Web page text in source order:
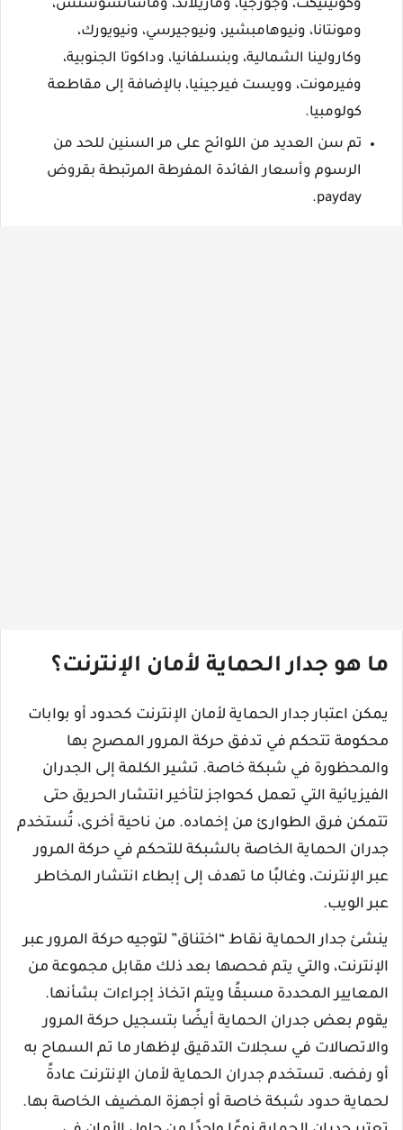
وكونيتيكت، وجورجيا، وماريلاند، وماساتشوستس،
ومونتانا، ونيوهامبشير، ونيوجيرسي، ونيويورك،
وكارولينا الشمالية، وبنسلفانيا، وداكوتا الجنوبية،
وفيرمونت، وويست فيرجينيا، بالإضافة إلى مقاطعة
كولومبيا.
تم سن العديد من اللوائح على مر السنين للحد من
الرسوم وأسعار الفائدة المفرطة المرتبطة بقروض
payday.
ما هو جدار الحماية لأمان الإنترنت؟
يمكن اعتبار جدار الحماية لأمان الإنترنت كحدود أو بوابات
محكومة تتحكم في تدفق حركة المرور المصرح بها
والمحظورة في شبكة خاصة. تشير الكلمة إلى الجدران
الفيزيائية التي تعمل كحواجز لتأخير انتشار الحريق حتى
تتمكن فرق الطوارئ من إخماده. من ناحية أخرى، تُستخدم
جدران الحماية الخاصة بالشبكة للتحكم في حركة المرور
عبر الإنترنت، وغالبًا ما تهدف إلى إبطاء انتشار المخاطر
عبر الويب.
ينشئ جدار الحماية نقاط “اختناق” لتوجيه حركة المرور عبر
الإنترنت، والتي يتم فحصها بعد ذلك مقابل مجموعة من
المعايير المحددة مسبقًا ويتم اتخاذ إجراءات بشأنها.
يقوم بعض جدران الحماية أيضًا بتسجيل حركة المرور
والاتصالات في سجلات التدقيق لإظهار ما تم السماح به
أو رفضه. تستخدم جدران الحماية لأمان الإنترنت عادةً
لحماية حدود شبكة خاصة أو أجهزة المضيف الخاصة بها.